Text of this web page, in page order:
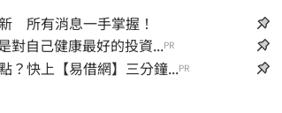
所有消息一手掌握！
對自己健康最好的投資...PR
？快上【易借網】三分鐘...PR